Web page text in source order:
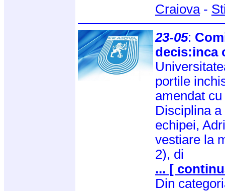
Craiova-
23-05:
decis:inca
portile
amendat
Disciplina
echipei,
vestiare la
2), di
... [
Din